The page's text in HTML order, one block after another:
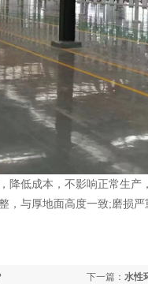
降低成本，不影响正常生产
，与厚地面高度一致;磨损
下一篇： 水性